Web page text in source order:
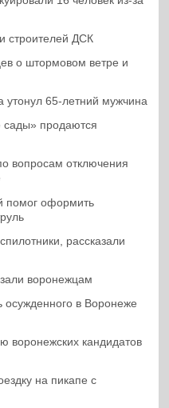
строителей ДСК
о штормовом ветре и
утонул 65-летний мужчина
продаются
вопросам отключения
помог оформить
рассказали
воронежцам
в Воронеже
воронежских кандидатов
на пикапе с